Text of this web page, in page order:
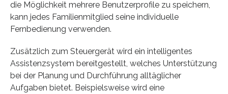
die Möglichkeit mehrere Benutzerprofile zu speichern,
kann jedes Familienmitglied seine individuelle
Fernbedienung verwenden.
Zusätzlich zum Steuergerät wird ein intelligentes
Assistenzsystem bereitgestellt, welches Unterstützung
bei der Planung und Durchführung alltäglicher
Aufgaben bietet. Beispielsweise wird eine